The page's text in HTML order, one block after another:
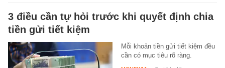
3 điều cần tự hỏi trước khi quyết định chia
tiền gửi tiết kiệm
Mỗi khoản tiền gửi tiết kiệm đều
cần có mục tiêu rõ ràng.